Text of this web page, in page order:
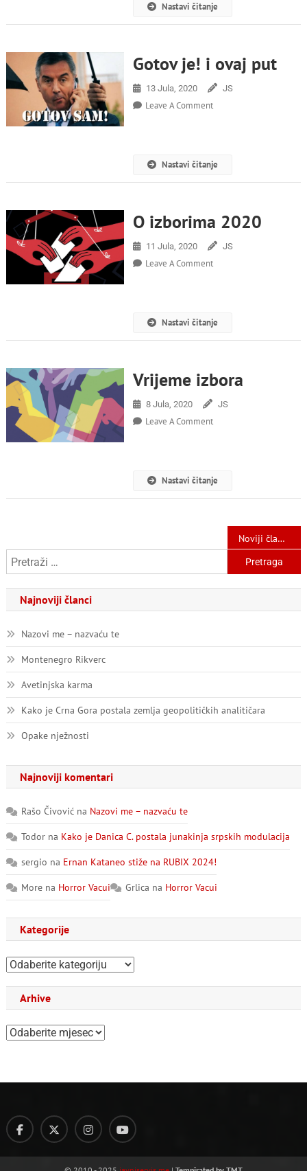
Nastavi čitanje
Gotov je! i ovaj put
13 Jula, 2020 JS
Leave A CommentOn
Ovaj
Put
Nastavi čitanje
O izborima 2020
11 Jula, 2020 JS
Leave A CommentOn
Nastavi čitanje
Vrijeme izbora
8 Jula, 2020 JS
Leave A CommentOn
Nastavi čitanje
člancima
Noviji članci
Pretraga:
Najnoviji članci
Nazovi me – nazvaću te
Montenegro Rikverc
Avetinjska karma
Kako je Crna Gora postala zemlja geopolitičkih analitičara
Opake nježnosti
Najnoviji komentari
Rašo Čivovićna Nazovi me – nazvaću te
Todorna Kako je Danica C. postala junakinja srpskih modulacija
sergio na Ernan Kataneo stiže na RUBIX 2024!
Morena Horror Vacui Grlica na Horror Vacui
Kategorije
Kategorije
Arhive
Arhive